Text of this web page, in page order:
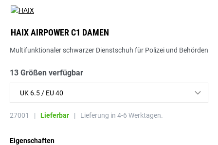
HAIX AIRPOWER C1 DAMEN
Multifunktionaler schwarzer Dienstschuh für Polizei und Behörden
13 Größen verfügbar
UK 6.5 / EU 40
27001 | Lieferbar | Lieferung in 4-6 Werktagen.
Eigenschaften